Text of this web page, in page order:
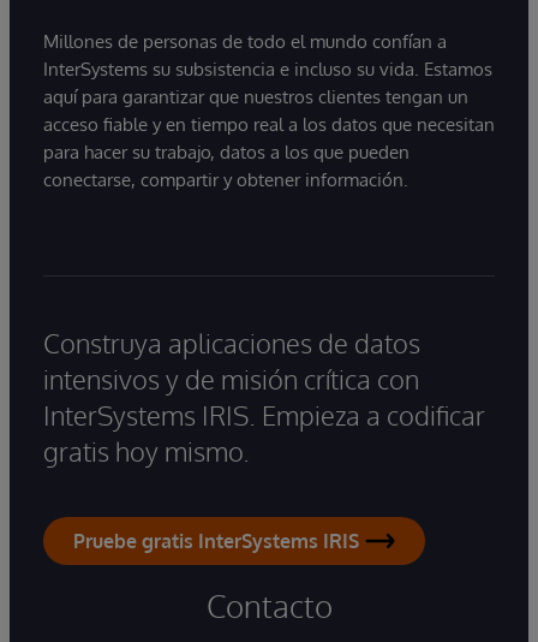
Millones de personas de todo el mundo confían a
InterSystems su subsistencia e incluso su vida. Estamos
aquí para garantizar que nuestros clientes tengan un
acceso fiable y en tiempo real a los datos que necesitan
para hacer su trabajo, datos a los que pueden
conectarse, compartir y obtener información.
Construya aplicaciones de datos
intensivos y de misión crítica con
InterSystems IRIS. Empieza a codificar
gratis hoy mismo.
Pruebe gratis InterSystems IRIS
Contacto